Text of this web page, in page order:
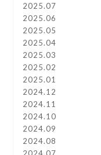
2025.07
2025.06
2025.05
2025.04
2025.03
2025.02
2025.01
2024.12
2024.11
2024.10
2024.09
2024.08
2024.07